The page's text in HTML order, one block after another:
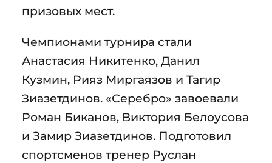
призовых мест.
Чемпионами турнира стали
Анастасия Никитенко, Данил
Кузмин, Рияз Миргаязов и Тагир
Зиазетдинов. «Серебро» завоевали
Роман Биканов, Виктория Белоусова
и Замир Зиазетдинов. Подготовил
спортсменов тренер Руслан